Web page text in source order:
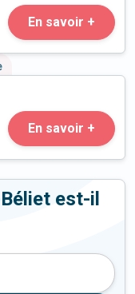
En savoir +
En savoir +
est-il